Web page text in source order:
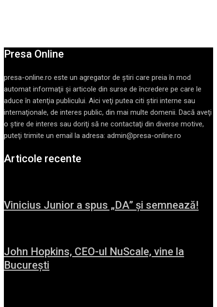
Presa Online
presa-online.ro este un agregator de ştiri care preia în mod
automat informaţii şi articole din surse de încredere pe care le
aduce în atenţia publicului. Aici veţi putea citi ştiri interne sau
internaţionale, de interes public, din mai multe domenii. Dacă aveţi
o ştire de interes sau doriţi să ne contactaţi din diverse motive,
puteţi trimite un email la adresa: admin@presa-online.ro
Articole recente
Vinicius Junior a spus „DA” și semnează!
John Hopkins, CEO-ul NuScale, vine la
București